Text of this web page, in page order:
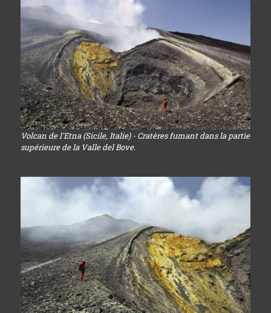
Volcan de l'Etna (Sicile, Italie) - Cratères fumant dans la partie
supérieure de la Valle del Bove.